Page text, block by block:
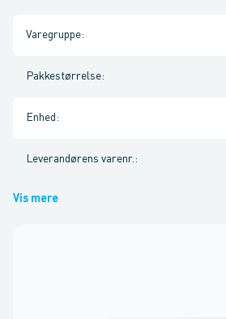
Varegruppe:
Pakkestørrelse:
Enhed :
Leverandørens varenr. :
Vis mere